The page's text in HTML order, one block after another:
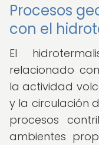
Procesos
con el
El
relacionado
la actividad
y la circulación
procesos
ambientes